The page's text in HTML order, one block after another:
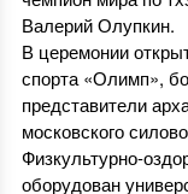
Валерий Олупкин.
В церемонии
спорта «Олимп»,
представители
московского
Физкультурно-
оборудован